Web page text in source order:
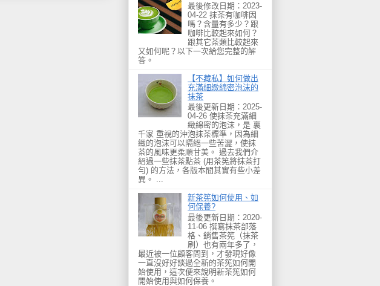
最後修改日期：2023-
04-22 抹茶有咖啡因
嗎？含量有多少？跟
咖啡比較起來如何？
跟其它茶類比較起來
又如何呢？以下一次給您完整的解
答。
【不藏私】如何做出
充滿細緻綿密泡沫的
抹茶
最後更新日期：2025-
04-26 使抹茶充滿細
緻綿密的泡沫，是 裏
千家 重視的沖泡抹茶標準，因為細
緻的泡沫可以隔絕一些苦澀，使抹
茶的風味更柔順甘美。 過去我們介
紹過一些抹茶點茶 (用茶筅將抹茶打
勻) 的方法，各版本間其實有些小差
異。 ...
新茶筅如何使用、如
何保養?
最後更新日期：2020-
11-06 撰寫抹茶部落
格、銷售茶筅（抹茶
刷）也有兩年多了，
最近被一位顧客問到，才發現好像
一直沒好好談過全新的茶筅如何開
始使用，這次便來說明新茶筅如何
開始使用與如何保養。